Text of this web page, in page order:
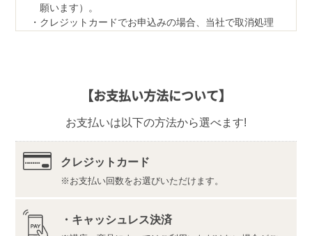
願います）。
クレジットカードでお申込みの場合、当社で取消処理
〒350-1111
株式会社ユーキャンロジ
最新の内容をこちらよりご確認ください。
推奨環境（https://www.u-can.jp/digitaltool）
推奨環境であっても、確実・完全な動作を保証するも
のではありません。
【お支払い方法について】
お支払いは以下の方法から選べます!
クレジットカード
お支払い回数をお選びいただけます。
・キャッシュレス決済